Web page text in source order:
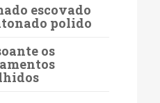
escovado
polido
os